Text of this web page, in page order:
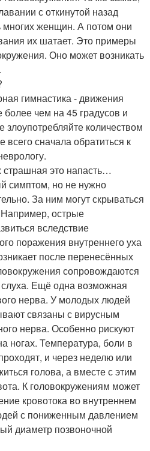
с откинутой назад
женщин. А потом они
их шатает. Это примеры
Оно может возникать
гимнастика - движения
чем на 45 градусов и
количест­вом
сначала обратиться к
страшная это напасть…
симптом, но не нужно
За ним могут скрываться
острые
вследствие
поражения внутреннего уха
после перенесённых
сопровождаются
Ещё одна возможная
нерва. У молодых людей
связаны с вирусным
нерва. Особенно рискуют
ногах. Температура, боли в
и через неделю или
голова, а вместе с этим
К головокружениям может
кровотока во внутреннем
с пониженным давлением
диаметр позвоночной